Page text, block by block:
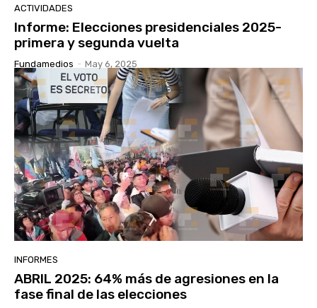
ACTIVIDADES
Informe: Elecciones presidenciales 2025-
primera y segunda vuelta
Fundamedios - May 6, 2025
INFORMES
ABRIL 2025: 64% más de agresiones en la
fase final de las elecciones